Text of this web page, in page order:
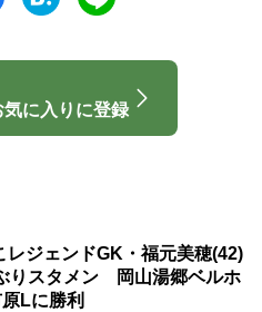
に入りに登録
レジェンドGK・福元美穂(42)
りスタメン 岡山湯郷ベルホ
Lに勝利